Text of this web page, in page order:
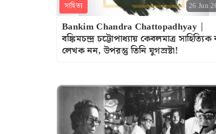
সাহিত্য 26 Jun
Bankim Chandra Chattopadhyay |
বঙ্কিমচন্দ্র চট্টোপাধ্যায় কেবলমাত্র সাহিত্যিক
লেখক নন, উপরন্তু তিনি যুগস্রষ্টা!